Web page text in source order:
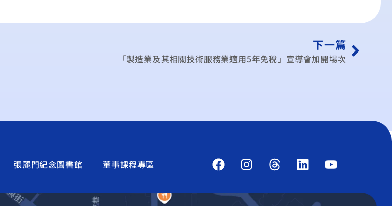
下一篇
「製造業及其相關技術服務業適用5年免稅」宣導會加開場次
張麗門紀念圖書館 董事課程專區